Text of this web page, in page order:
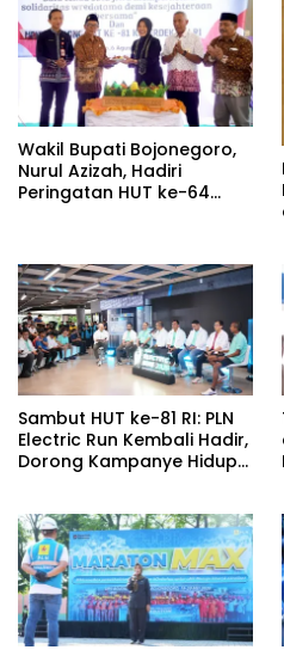
Wakil Bupati Bojonegoro,
Nurul Azizah, Hadiri
Peringatan HUT ke-64
Sambut HUT ke-81 RI: PLN
Electric Run Kembali Hadir,
Dorong Kampanye Hidup